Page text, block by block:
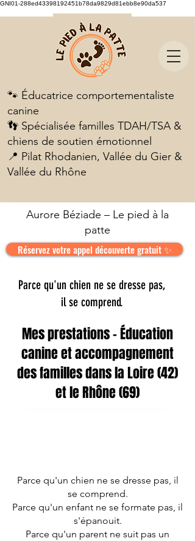
GNI01-288ed43398192451b78da9829d81ebb8e90da537
🐾 Éducatrice comportementaliste
canine
👣 Spécialisée familles TDAH/TSA &
chiens de soutien émotionnel
📍 Pilat Rhodanien, Vallée du Gier &
Vallée du Rhône
Parce qu'un chien ne se dresse pas,
il se comprend.​
Aurore Béziade – Le pied à la
patte
Réservez votre appel découverte gratuit ✨
Mes prestations – Éducation
canine et accompagnement
des familles dans la Loire (42)
et le Rhône (69)
Parce qu'un chien ne se dresse pas, il
se comprend.
Parce qu'un enfant ne se formate pas, il
s'épanouit.
Parce qu'un parent ne suit pas un